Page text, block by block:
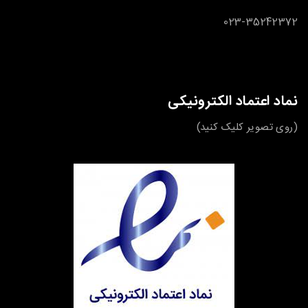
023-35242372
نماد اعتماد الکترونیکی
(روی تصویر کلیک کنید)